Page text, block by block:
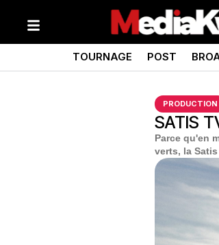
TOURNAGE POST
PRODUCTION
SATIS
Parce qu'en
verts, la